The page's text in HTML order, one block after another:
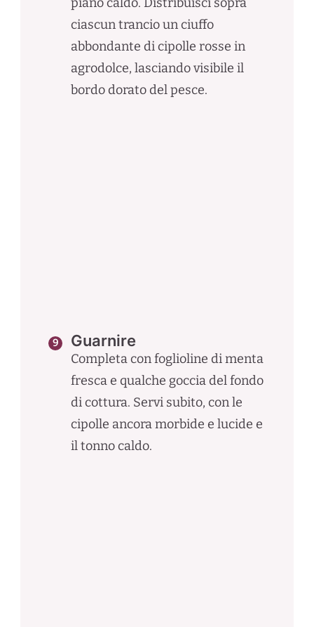
ciascun trancio un ciuffo
abbondante di cipolle rosse in
agrodolce, lasciando visibile il
bordo dorato del pesce.
Guarnire
Completa con foglioline di menta
fresca e qualche goccia del fondo
di cottura. Servi subito, con le
cipolle ancora morbide e lucide e
il tonno caldo.